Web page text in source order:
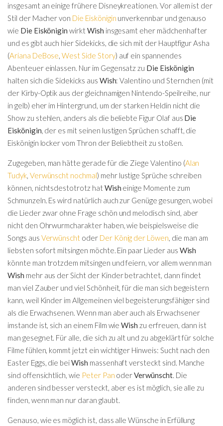
insgesamt an einige frühere Disneykreationen. Vor allem ist der
Stil der Macher von Die Eiskönigin unverkennbar und genauso
wie Die Eiskönigin wirkt Wish insgesamt eher mädchenhafter
und es gibt auch hier Sidekicks, die sich mit der Hauptfigur Asha
(Ariana DeBose ,West Side Story) auf ein spannendes
Abenteuer einlassen. Nur im Gegensatz zu Die Eiskönigin
halten sich die Sidekicks aus Wish: Valentino und Sternchen (mit
der Kirby-Optik aus der gleichnamigen Nintendo-Speilreihe, nur
in gelb) eher im Hintergrund, um der starken Heldin nicht die
Show zu stehlen, anders als die beliebte Figur Olaf aus Die
Eiskönigin , der es mit seinen lustigen Sprüchen schafft, die
Eiskönigin locker vom Thron der Beliebtheit zu stoßen.
Zugegeben, man hätte gerade für die Ziege Valentino (Alan
Tudyk, Verwünscht nochmal) mehr lustige Sprüche schreiben
können, nichtsdestotrotz hat Wish einige Momente zum
Schmunzeln. Es wird natürlich auch zur Genüge gesungen, wobei
die Lieder zwar ohne Frage schön und melodisch sind, aber
nicht den Ohrwurmcharakter haben, wie beispielsweise die
Songs aus Verwünscht oder Der König der Löwen , die man am
liebsten sofort mitsingen möchte. Ein paar Lieder aus Wish
könnte man trotzdem mitsingen und feiern, vor allem wenn man
Wish mehr aus der Sicht der Kinder betrachtet, dann findet
man viel Zauber und viel Schönheit, für die man sich begeistern
kann, weil Kinder im Allgemeinen viel begeisterungsfähiger sind
als die Erwachsenen. Wenn man aber auch als Erwachsener
imstande ist, sich an einem Film wieWish zu erfreuen, dann ist
man gesegnet. Für alle, die sich zu alt und zu abgeklärt für solche
Filme fühlen, kommt jetzt ein wichtiger Hinweis: Sucht nach den
Easter Eggs, die beiWish massenhaft versteckt sind. Manche
sind offensichtlich, wie Peter Pan oderVerwünscht. Die
anderen sind besser versteckt, aber es ist möglich, sie alle zu
finden, wenn man nur daran glaubt.
Genauso, wie es möglich ist, dass alle Wünsche in Erfüllung